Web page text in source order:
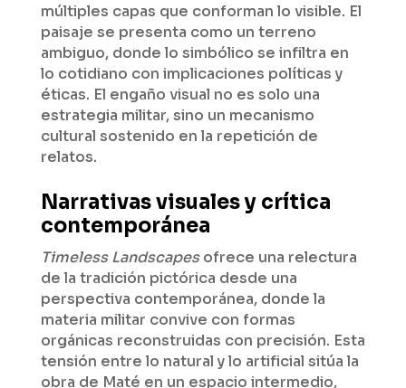
múltiples capas que conforman lo visible. El
paisaje se presenta como un terreno
ambiguo, donde lo simbólico se infiltra en
lo cotidiano con implicaciones políticas y
éticas. El engaño visual no es solo una
estrategia militar, sino un mecanismo
cultural sostenido en la repetición de
relatos.
Narrativas visuales y crítica
contemporánea
Timeless Landscapesofrece una relectura
de la tradición pictórica desde una
perspectiva contemporánea, donde la
materia militar convive con formas
orgánicas reconstruidas con precisión. Esta
tensión entre lo natural y lo artificial sitúa la
obra de Maté en un espacio intermedio,